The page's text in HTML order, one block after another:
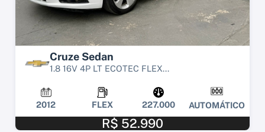
Cruze Sedan
1.8 16V 4P LT ECOTEC FLEX...
2012 FLEX 227.000 AUTOMÁTICO
R$ 52.990